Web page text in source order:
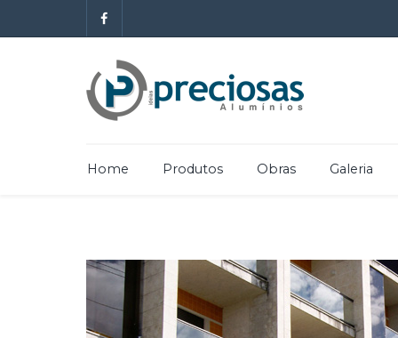
Home Produtos Obras Galeria